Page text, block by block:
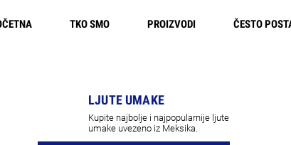
TKO SMO PROIZVODI ČESTO
LJUTE UMAKE
Kupite najbolje i najpopularnije ljute
umake uvezeno iz Meksika.